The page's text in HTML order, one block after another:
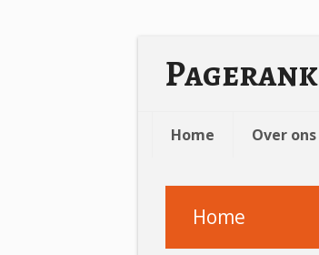
Pagerank
Home Over ons
Home